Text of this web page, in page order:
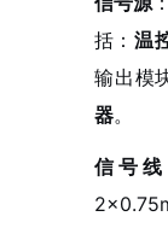
括：温
输出模
器。
信号线